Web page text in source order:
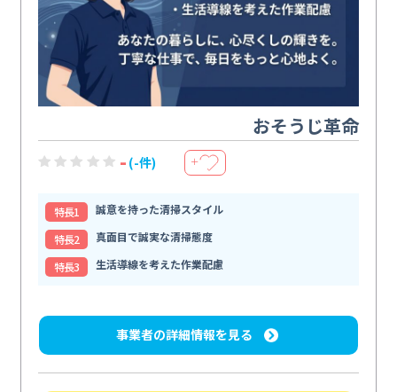
おそうじ革命
- (-件) ＋
特⻑1
誠意を持った清掃スタイル
特⻑2
真面目で誠実な清掃態度
特⻑3
生活導線を考えた作業配慮
事業者の詳細情報を見る